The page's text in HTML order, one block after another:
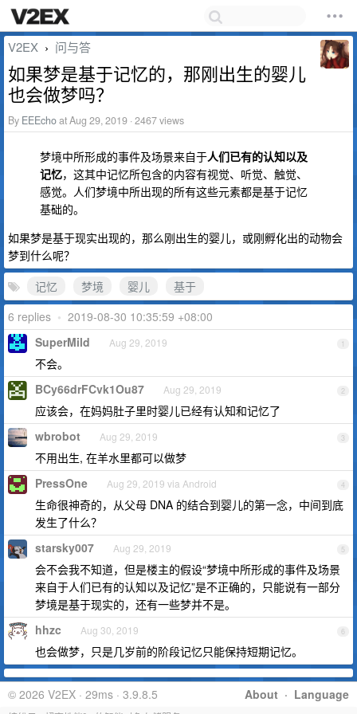
V2EX › 问与答
如果梦是基于记忆的，那刚出生的婴儿
也会做梦吗？
By EEEchoat Aug 29, 2019 · 2467 views
梦境中所形成的事件及场景来自于人们已有的认知以及
记忆，这其中记忆所包含的内容有视觉、听觉、触觉、
感觉。人们梦境中所出现的所有这些元素都是基于记忆
基础的。
如果梦是基于现实出现的，那么刚出生的婴儿，或刚孵化出的动物会
梦到什么呢？
记忆
梦境 婴儿
基于
6 replies • 2019-08-30 10:35:59 +08:00
1
SuperMild Aug 29, 2019
不会。
2
BCy66drFCvk1Ou87 Aug 29, 2019
应该会，在妈妈肚子里时婴儿已经有认知和记忆了
3
wbrobot Aug 29, 2019
不用出生, 在羊水里都可以做梦
4
PressOne Aug 29, 2019 via Android
生命很神奇的，从父母 DNA 的结合到婴儿的第一念，中间到底
发生了什么？
5
starsky007 Aug 29, 2019
会不会我不知道，但是楼主的假设“梦境中所形成的事件及场景
来自于人们已有的认知以及记忆”是不正确的，只能说有一部分
梦境是基于现实的，还有一些梦并不是。
6
hhzc Aug 30, 2019
也会做梦，只是几岁前的阶段记忆只能保持短期记忆。
About · Language
© 2026 V2EX · 29ms · 3.9.8.5